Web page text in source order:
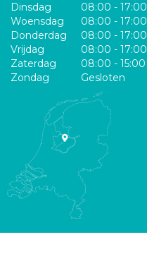
Dinsdag
08:00 - 17:00
Woensdag
08:00 - 17:00
Donderdag
08:00 - 17:00
Vrijdag
08:00 - 17:00
Zaterdag
08:00 - 15:00
Zondag
Gesloten